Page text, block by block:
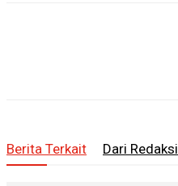
Berita Terkait Dari Redaksi